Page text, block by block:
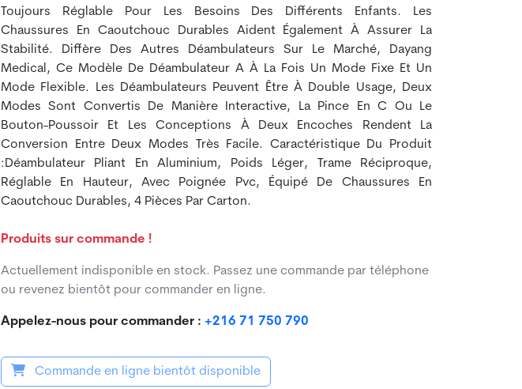
Toujours Réglable Pour Les Besoins Des Différents Enfants. Les
Chaussures En Caoutchouc Durables Aident Également À Assurer La
Stabilité. Diffère Des Autres Déambulateurs Sur Le Marché, Dayang
Medical, Ce Modèle De Déambulateur A À La Fois Un Mode Fixe Et Un
Mode Flexible. Les Déambulateurs Peuvent Être À Double Usage, Deux
Modes Sont Convertis De Manière Interactive, La Pince En C Ou Le
Bouton-Poussoir Et Les Conceptions À Deux Encoches Rendent La
Conversion Entre Deux Modes Très Facile. Caractéristique Du Produit
:déambulateur Pliant En Aluminium, Poids Léger, Trame Réciproque,
Réglable En Hauteur, Avec Poignée Pvc, Équipé De Chaussures En
Caoutchouc Durables, 4 Pièces Par Carton.
Produits sur commande !
Actuellement indisponible en stock. Passez une commande par téléphone
ou revenez bientôt pour commander en ligne.
Appelez-nous pour commander : +216 71 750 790
Commande en ligne bientôt disponible